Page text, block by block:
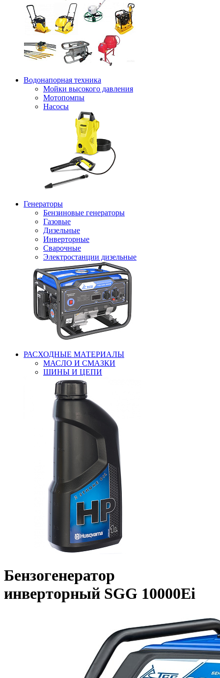
Водонапорная техника
Мойки высокого давления
Мотопомпы
Насосы
Генераторы
Бензиновые генераторы
Газовые
Дизельные
Инверторные
Сварочные
Электростанции дизельные
РАСХОДНЫЕ МАТЕРИАЛЫ
МАСЛО И СМАЗКИ
ШИНЫ И ЦЕПИ
Бензогенератор
инверторный SGG 10000Ei